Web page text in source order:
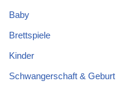
Baby
Brettspiele
Kinder
Schwangerschaft & Geburt